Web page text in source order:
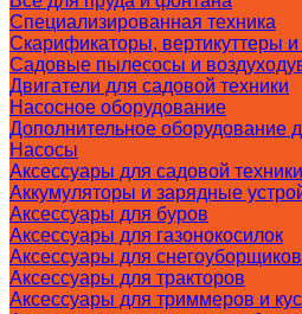
Специализированная техника
Скарификаторы, вертикуттеры
Садовые пылесосы и
Двигатели для садовой техники
Насосное оборудование
Дополнительное оборудование
Насосы
Аксессуары для садовой техники
Аккумуляторы и зарядные
Аксессуары для буров
Аксессуары для газонокосилок
Аксессуары для снегоуборщиков
Аксессуары для тракторов
Аксессуары для триммеров и